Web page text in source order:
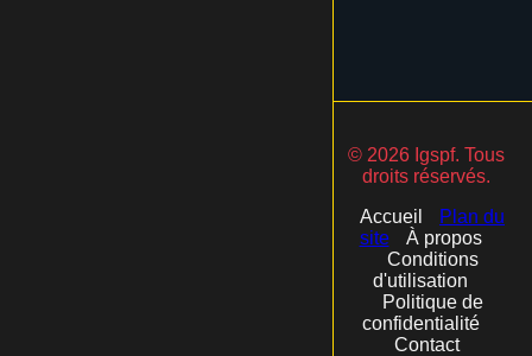
© 2026 Igspf. Tous
droits réservés.
Accueil
Plan du
site
À propos
Conditions
d'utilisation
Politique de
confidentialité
Contact